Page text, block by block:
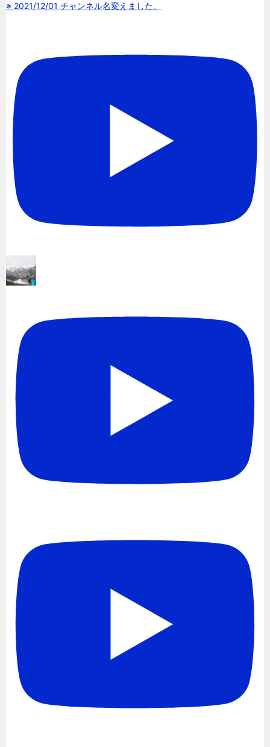
※ 2021/12/01 チャンネル名変えました。